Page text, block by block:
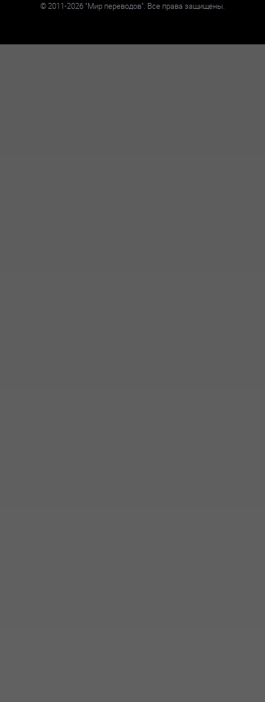
©2011-2026 "Мир переводов". Все права защищены.